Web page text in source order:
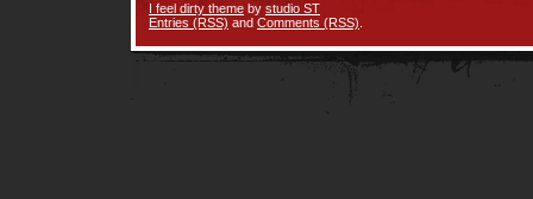
I feel dirty theme by studio ST
Entries (RSS) and Comments (RSS)